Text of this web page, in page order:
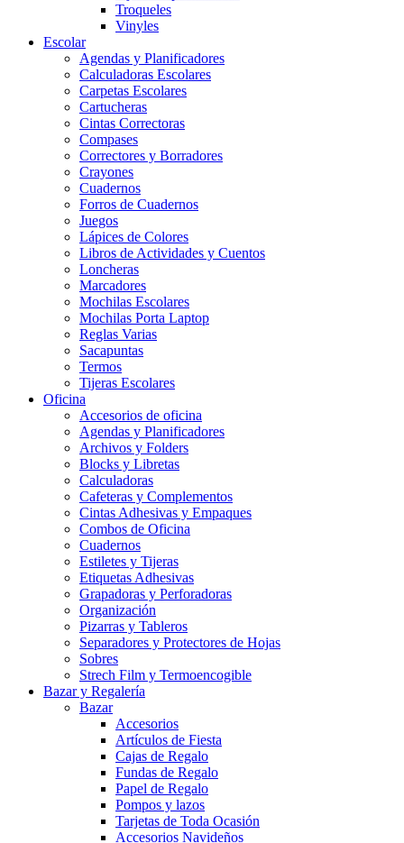
Troqueles
Vinyles
Escolar
Agendas y Planificadores
Calculadoras Escolares
Carpetas Escolares
Cartucheras
Cintas Correctoras
Compases
Correctores y Borradores
Crayones
Cuadernos
Forros de Cuadernos
Juegos
Lápices de Colores
Libros de Actividades y Cuentos
Loncheras
Marcadores
Mochilas Escolares
Mochilas Porta Laptop
Reglas Varias
Sacapuntas
Termos
Tijeras Escolares
Oficina
Accesorios de oficina
Agendas y Planificadores
Archivos y Folders
Blocks y Libretas
Calculadoras
Cafeteras y Complementos
Cintas Adhesivas y Empaques
Combos de Oficina
Cuadernos
Estiletes y Tijeras
Etiquetas Adhesivas
Grapadoras y Perforadoras
Organización
Pizarras y Tableros
Separadores y Protectores de Hojas
Sobres
Strech Film y Termoencogible
Bazar y Regalería
Bazar
Accesorios
Artículos de Fiesta
Cajas de Regalo
Fundas de Regalo
Papel de Regalo
Pompos y lazos
Tarjetas de Toda Ocasión
Accesorios Navideños